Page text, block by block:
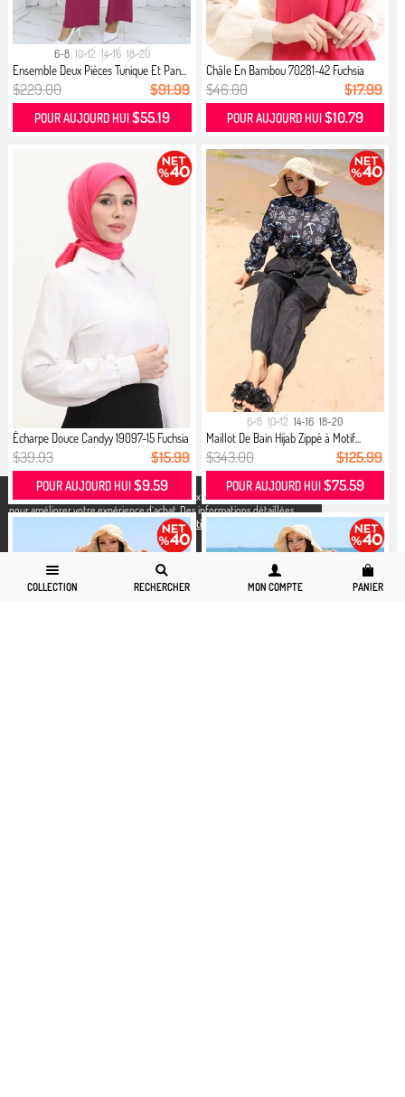
X
Nous utilisons des cookies conformément aux réglementations légales
pour améliorer votre expérience d`achat. Des informations détaillées
peuvent être consultées sur notre page,Politique de cookies
COLLECTION RECHERCHER MON COMPTE PANIER
6-8 10-12 14-16 18-20
Ensemble Deux Pièces Tunique Et Pan...
$229.00 $91.99
POUR AUJOURD HUI $55.19
Châle En Bambou 70281-42 Fuchsia
$46.00 $17.99
POUR AUJOURD HUI $10.79
Écharpe Douce Candyy 19097-15 Fuchsia
$39.93 $15.99
POUR AUJOURD HUI $9.59
6-8 10-12 14-16 18-20
Maillot De Bain Hijab Zippé à Motif...
$343.00 $125.99
POUR AUJOURD HUI $75.59